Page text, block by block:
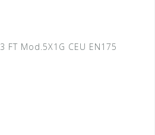
FT Mod.5X1G CEU EN175